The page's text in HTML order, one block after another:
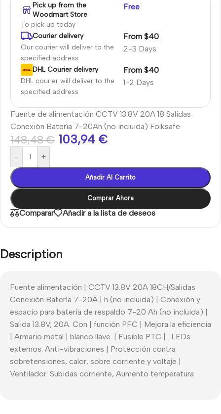
Pick up from the
Woodmart Store
To pick up today
Free
Courier delivery
Our courier will deliver to the
specified address
2-3 Days
From $40
DHL Courier delivery
DHL courier will deliver to the
specified address
1-2 Days
From $40
Fuente de alimentación CCTV 13.8V 20A 18 Salidas
Conexión Batería 7-20Ah (no incluida) Folksafe
148,48€ 103,94 €
- +
Añadir Al Carrito
Comprar Ahora
Comparar Añadir a la lista de deseos
Description
Fuente alimentación | CCTV 13.8V 20A 18CH/Salidas
Conexión Batería 7-20A | h (no incluida) | Conexión y
espacio para batería de respaldo 7-20 Ah (no incluida) |
Salida 13.8V, 20A. Con | función PFC | Mejora la eficiencia
| Armario metal | blanco llave. | Fusible PTC | . LEDs
externos. Anti-vibraciones | Protección contra
sobretensiones, calor, sobre corriente y voltaje |
Ventilador: Subidas corriente, Aumento temperatura